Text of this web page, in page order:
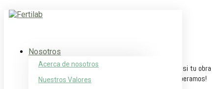
Nosotros
Acerca de nosotros
Nuestros Valores
Coberturas Médicas
Recuerden que pueden entrar a la página web para averiguar si tu obra
social/ prepaga cubre el tratamiento con nosotros!!! Los esperamos!